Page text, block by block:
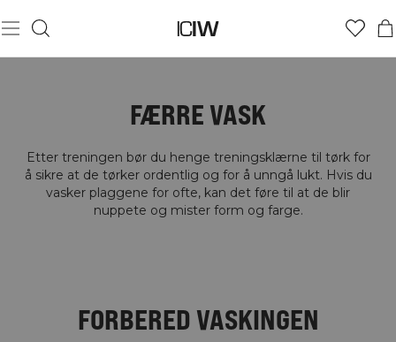
FÆRRE VASK
Etter treningen bør du henge treningsklærne til tørk for
å sikre at de tørker ordentlig og for å unngå lukt. Hvis du
vasker plaggene for ofte, kan det føre til at de blir
nuppete og mister form og farge.
FORBERED VASKINGEN